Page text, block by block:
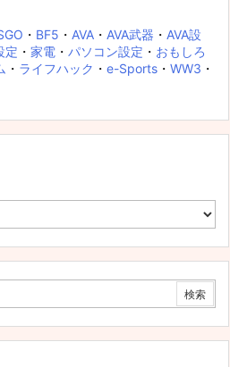
・ BF5 ・ AVA ・ AVA武器 ・ AVA設
定 ・ 家電 ・ パソコン設定 ・ おもしろ
・ ライフハック ・ e-Sports ・ WW3 ・